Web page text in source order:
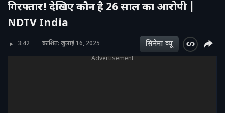
गिरफ्तार! देखिए कौन है 26 साल का आरोपी |
NDTV India
3:42 प्रकाशित: जुलाई 16, 2025 सिनेमा व्‍यू
Advertisement